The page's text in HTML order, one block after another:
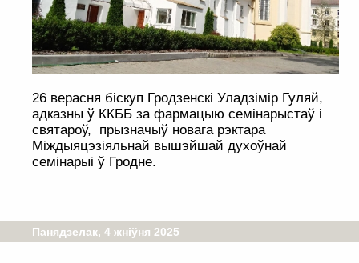
26 верасня біскуп Гродзенскі Уладзімір Гуляй,
адказны ў ККББ за фармацыю семінарыстаў і
святароў, прызначыў новага рэктара
Міждыяцэзіяльнай вышэйшай духоўнай
семінарыі ў Гродне.
Панядзелак, 4 жніўня 2025